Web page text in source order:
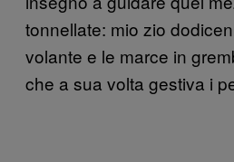
tonnellate: mio zio
volante e le marce in
che a sua volta gestiva i